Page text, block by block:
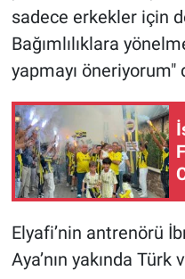
sadece erkekler için
Bağımlılıklara
yapmayı öneriyorum"
Elyafi’nin antrenörü
Aya’nın yakında